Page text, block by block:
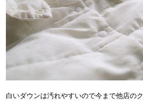
白いダウンは汚れやすいので今まで他店の